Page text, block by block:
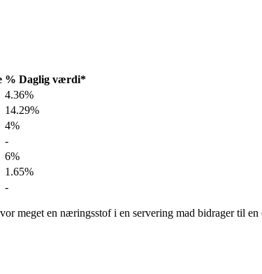
% Daglig værdi*
4.36%
14.29%
4%
-
6%
1.65%
-
meget en næringsstof i en servering mad bidrager til